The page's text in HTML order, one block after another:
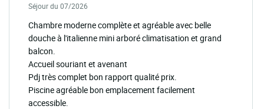
Séjour du 07/2026
Chambre moderne complète et agréable avec belle
douche à l'italienne mini arboré climatisation et grand
balcon.
Accueil souriant et avenant
Pdj très complet bon rapport qualité prix.
Piscine agréable bon emplacement facilement
accessible.